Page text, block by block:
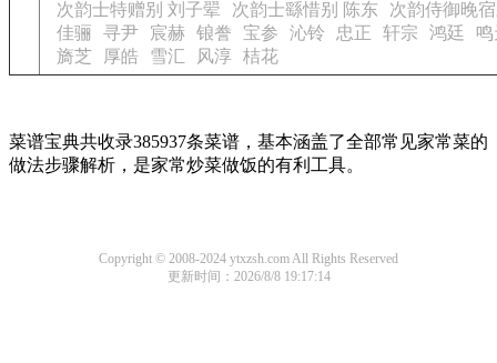
次韵士特赠别 刘子翚
次韵士繇惜别 陈东
次韵侍御晚
佳骊
寻尹 宸赫 锒誊 宝参 沁铃 忠正 轩宗 鸿廷
旖芝
厚皓 雪汇 风淳 桔花
菜谱宝典共收录385937条菜谱，基本涵盖了全部常见家常菜的
做法步骤解析，是家常炒菜做饭的有利工具。
Copyright © 2008-2024 ytxzsh.com All Rights Reserved
更新时间：2026/8/8 19:17:14